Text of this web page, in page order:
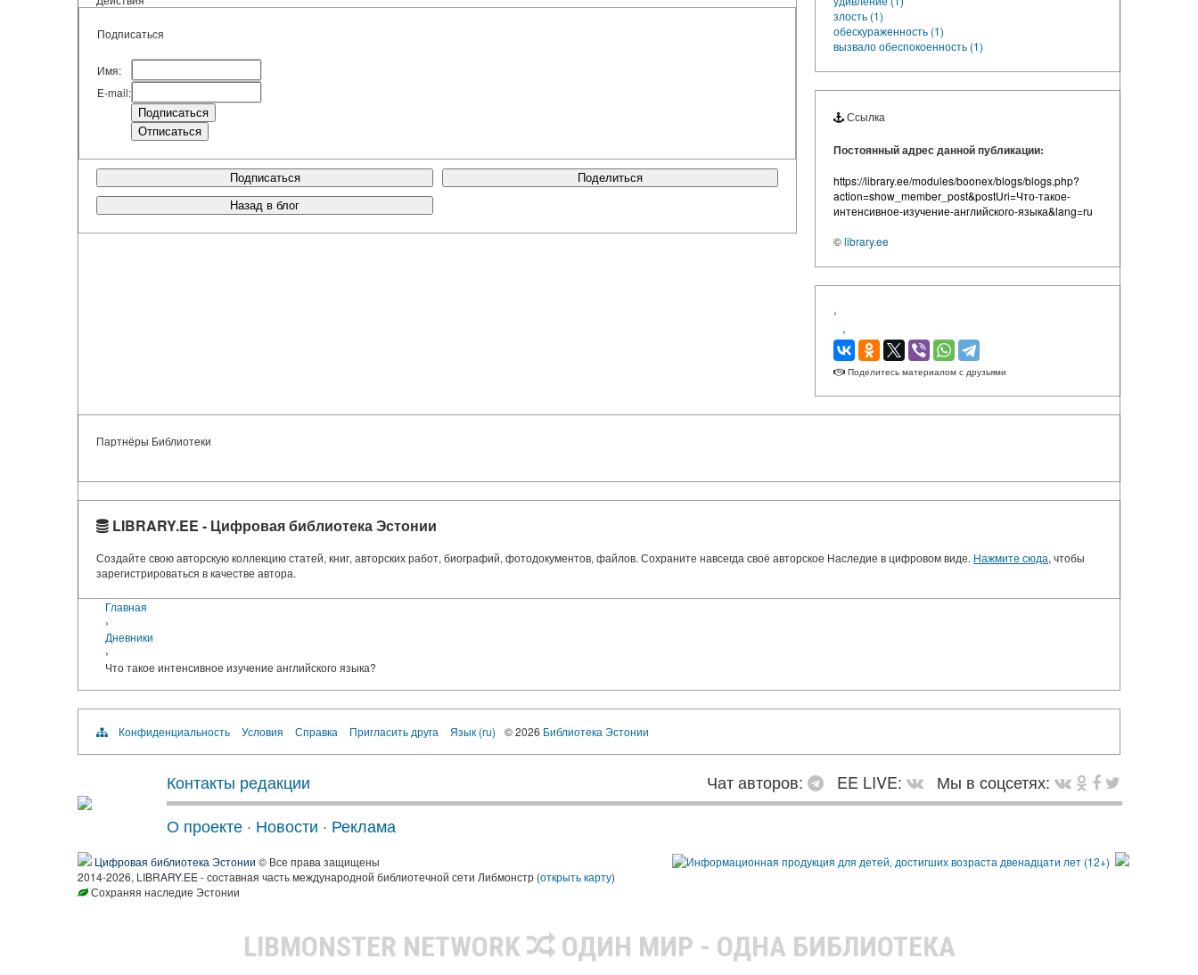
Подписаться
Имя:
E-mail:
Подписаться Поделиться
Назад в блог
злость (1)
обескураженность (1)
вызвало обеспокоенность (1)
Ссылка
Постоянный адрес данной публикации:
https://library.ee/modules/boonex/blogs/blogs.php?
action=show_member_post&postUri=Что-такое-
интенсивное-изучение-английского-языка&lang=ru
©library.ee
‹
›
Поделитесь материалом с друзьями
Партнёры Библиотеки
LIBRARY.EE - Цифровая библиотека Эстонии
Создайте свою авторскую коллекцию статей, книг, авторских работ, биографий, фотодокументов, файлов. Сохраните навсегда своё авторское Наследие в цифровом виде. Нажмите сюда, чтобы
зарегистрироваться в качестве автора.
Главная
›
Дневники
›
Что такое интенсивное изучение английского языка?
Конфиденциальность Условия Справка Пригласить друга Язык (ru) © 2026 Библиотека Эстонии
Контакты редакции Чат авторов: EE LIVE:
Мы в соцсетях:
О проекте · Новости · Реклама
Цифровая библиотека Эстонии © Все права защищены
2014-2026, LIBRARY.EE - составная часть международной библиотечной сети Либмонстр (открыть карту)
Сохраняя наследие Эстонии
LIBMONSTER NETWORK ОДИН МИР - ОДНА БИБЛИОТЕКА